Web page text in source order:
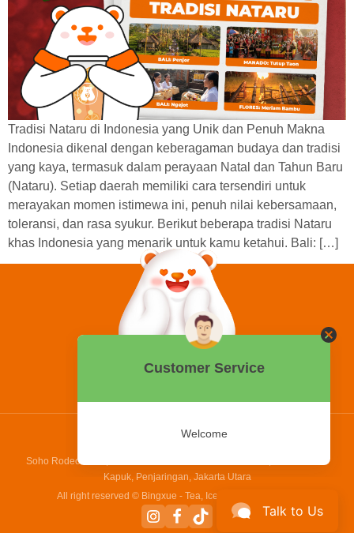
Tradisi Nataru di Indonesia yang Unik dan Penuh Makna
Indonesia dikenal dengan keberagaman budaya dan tradisi
yang kaya, termasuk dalam perayaan Natal dan Tahun Baru
(Nataru). Setiap daerah memiliki cara tersendiri untuk
merayakan momen istimewa ini, penuh nilai kebersamaan,
toleransi, dan rasa syukur. Berikut beberapa tradisi Nataru
khas Indonesia yang menarik untuk kamu ketahui. Bali: […]
0858 2015 9999
Soho Rodeo Drive, No. 5 - 6 Jl. Laksamana Yos Sudarso, Pantai Indah
Kapuk, Penjaringan, Jakarta Utara
All right reserved © Bingxue - Tea, Ice cream and Coffee
Talk to Us